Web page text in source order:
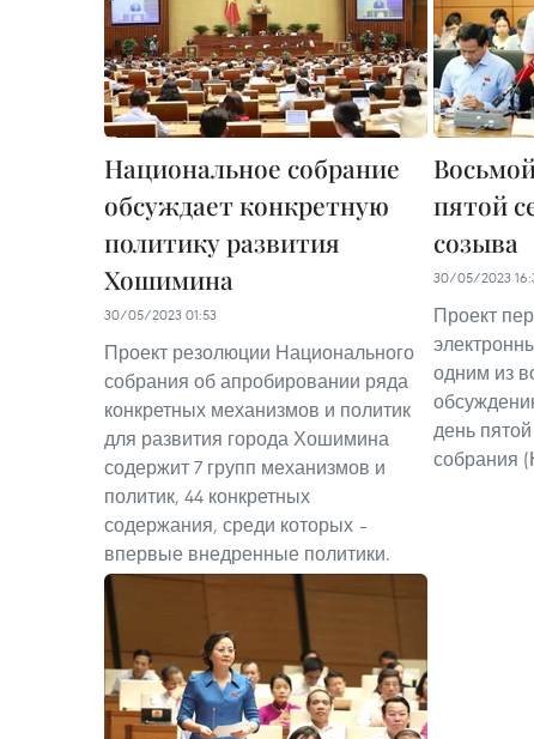
Национальное собрание
обсуждает конкретную
политику развития
Хошимина
30/05/2023 01:53
Проект резолюции Национального
собрания об апробировании ряда
конкретных механизмов и политик
для развития города Хошимина
содержит 7 групп механизмов и
политик, 44 конкретных
содержания, среди которых –
впервые внедренные политики.
пятой
созыва
30/05/2023
Проект
одним из
день
собрания